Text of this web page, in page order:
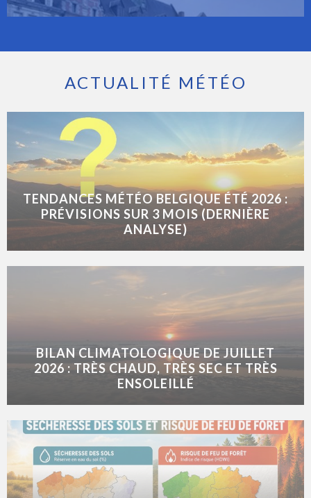
ACTUALITÉ MÉTÉO
TENDANCES MÉTÉO BELGIQUE ÉTÉ 2026 :
PRÉVISIONS SUR 3 MOIS (DERNIÈRE
ANALYSE)
BILAN CLIMATOLOGIQUE DE JUILLET
2026 : TRÈS CHAUD, TRÈS SEC ET TRÈS
ENSOLEILLÉ